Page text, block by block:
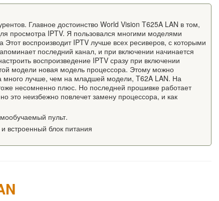
Главное достоинство World Vision T625A LAN в том,
просмотра IPTV. Я пользовался многими моделями
Этот воспроизводит IPTV лучше всех ресиверов, с которыми
последний канал, и при включении начинается
воспроизведение IPTV сразу при включении
модели новая модель процессора. Этому можно
много лучше, чем на младшей модели, T62A LAN. На
несомненно плюс. Но последней прошивке работает
это неизбежно повлечет замену процессора, и как
пульт.
встроенный блок питания